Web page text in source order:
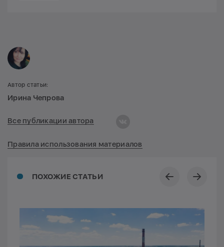
ПОХОЖИЕ СТАТЬИ
Автор статьи:
Ирина Чепрова
Все публикации автора
Правила использования материалов